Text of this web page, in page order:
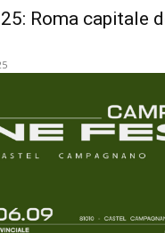
Roma capitale